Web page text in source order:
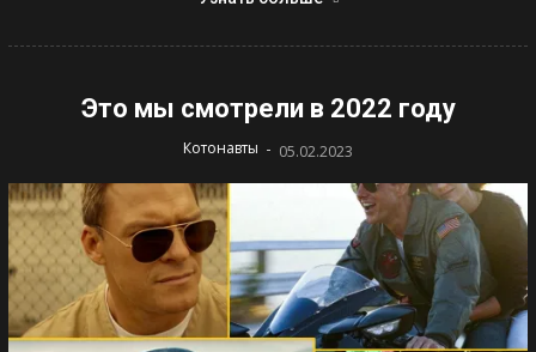
Это мы смотрели в 2022 году
Котонавты - 05.02.2023